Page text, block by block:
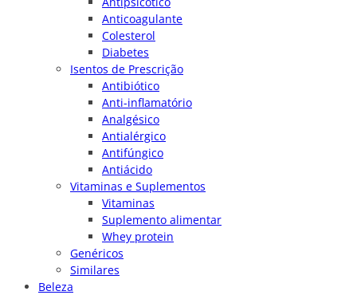
Anticoagulante
Colesterol
Diabetes
Isentos de Prescrição
Antibiótico
Anti-inflamatório
Analgésico
Antialérgico
Antifúngico
Antiácido
Vitaminas e Suplementos
Vitaminas
Suplemento alimentar
Whey protein
Genéricos
Similares
Beleza